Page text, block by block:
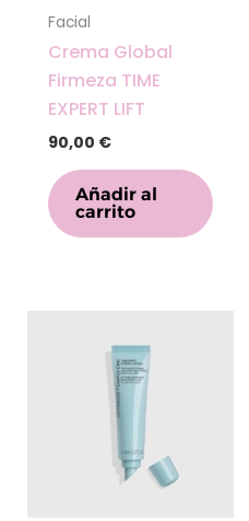
Facial
Crema Global
Firmeza TIME
EXPERT LIFT
90,00 €
Añadir al
carrito